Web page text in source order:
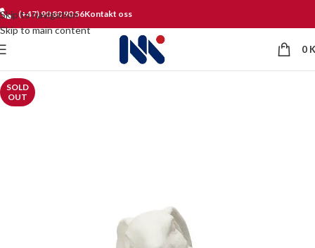
Skip to navigation
Skip to main content
(+47) 90 80 90 56Kontakt oss
0
SOLD
OUT